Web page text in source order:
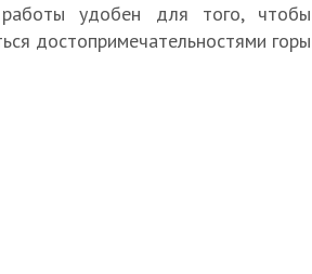
удобен для того, чтобы
достопримечательностями горы